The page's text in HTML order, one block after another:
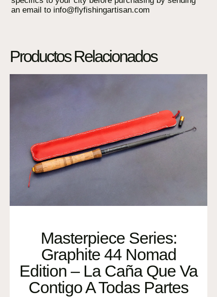
an email to info@flyfishingartisan.com
Productos Relacionados
Masterpiece Series:
Graphite 44 Nomad
Edition – La Caña Que Va
Contigo A Todas Partes